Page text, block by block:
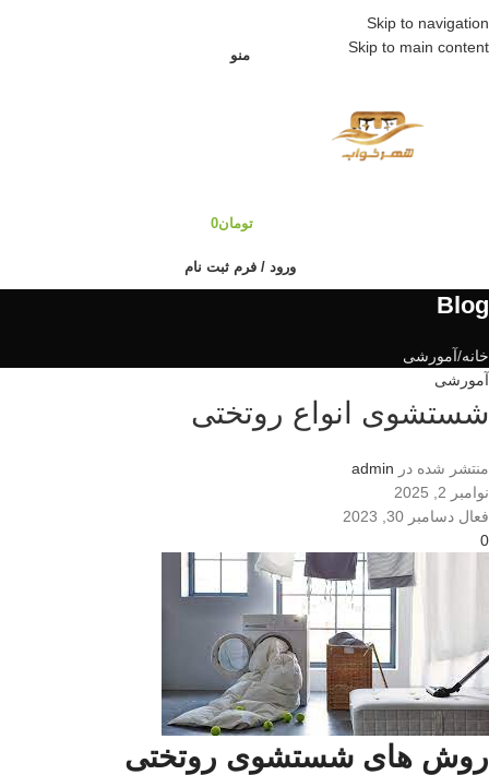
Skip to navigation
Skip to main content
ارسال رایگان: خرید نقدی بالای ۱۵ میلیون
منو
تومان0
ورود / فرم ثبت نام
Blog
خانه آمورشی
آمورشی
شستشوی انواع روتختی
منتشر شده در admin
نوامبر 2, 2025
فعال دسامبر 30, 2023
0
روش های شستشوی روتختی